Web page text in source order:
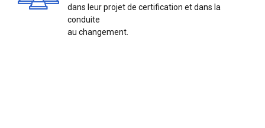
dans leur projet de certification et dans la
conduite
au changement.